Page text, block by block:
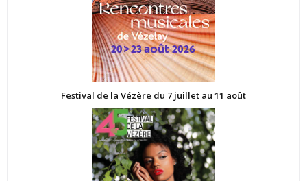
Festival de la Vézère du 7 juillet au 11 août